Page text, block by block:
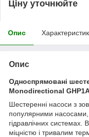
Ціну уточнюйте
Опис
Опис
Односпрямовані
Monodirectional
Шестеренні насоси з
популярними насосами,
гідравлічних системах.
міцністю і тривалим